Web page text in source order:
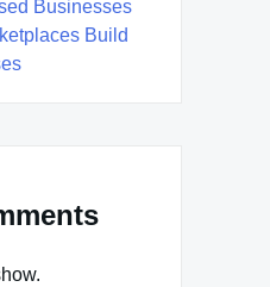
Businesses
Build